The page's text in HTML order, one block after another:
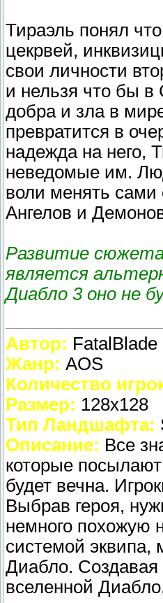
Тираэль понял
цекрвей,
свои личности
и нельзя что бы в
добра и зла в
превратится в
надежда на него,
неведомые им.
воли менять сами
Ангелов и
Развитие сюжета
является
Диабло 3 оно не
Автор: FatalBlade
Жанр: AOS
Количество
Размер: 128х128
Тип Ландшафта:
Описание: Все
которые
будет вечна.
Выбрав героя,
немного похожую
системой эквипа,
Диабло. Создавая
вселенной